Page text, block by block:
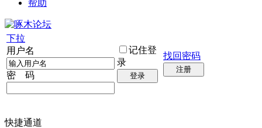
帮助
下拉
用户名
密 码
记住登
录
登录
找回密码
注册
快捷通道